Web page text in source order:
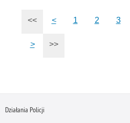
<< < 1 2 3
> >>
Działania Policji